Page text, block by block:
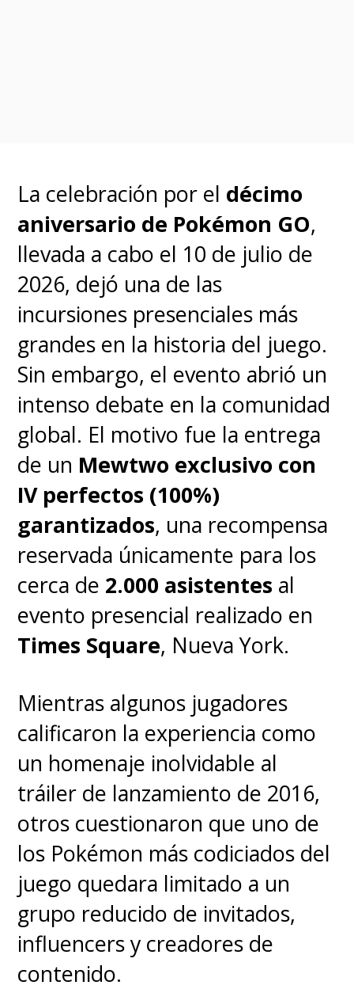
poder reconocer a los
monstruos de bolsillo.
Los resultados establecen que la
ubicación de estas regiones
cerebrales depende decómo
miramos los objetos,ya sea
que usemos nuestra visión
espacio que estos objetos
ocupan en nuestro campo
visual. Las consolas Game Boy
(clásica y color) tenían unas
pantallas muy pequeñas, en dos
colores y sin retroiluminación,
por lo que teníamos que
concentrarnos en ver lo que
pasaba, ya que "los Pokémon son
pequeños y se ven con la visión
La celebración por el décimo
aniversario de Pokémon GO,
llevada a cabo el 10 de julio de
2026, dejó una de las
incursiones presenciales más
grandes en la historia del juego.
Sin embargo, el evento abrió un
intenso debate en la comunidad
global. El motivo fue la entrega
de un Mewtwo exclusivo con
IV perfectos (100%)
garantizados, una recompensa
reservada únicamente para los
cerca de 2.000 asistentes al
evento presencial realizado en
Times Square, Nueva York.
Mientras algunos jugadores
calificaron la experiencia como
un homenaje inolvidable al
tráiler de lanzamiento de 2016,
otros cuestionaron que uno de
los Pokémon más codiciados del
juego quedara limitado a un
grupo reducido de invitados,
influencers y creadores de
contenido.